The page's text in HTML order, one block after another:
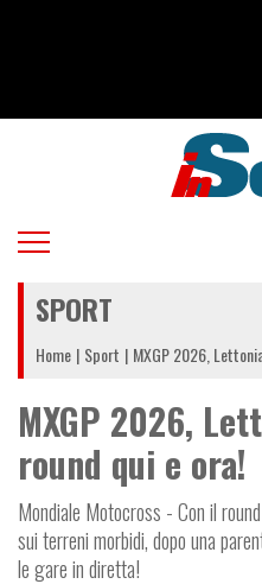
SPORT
Home Sport MXGP 2026,
MXGP 2026,
round qui e ora!
Mondiale Motocross - Con il
sui terreni morbidi, dopo una
le gare in diretta!